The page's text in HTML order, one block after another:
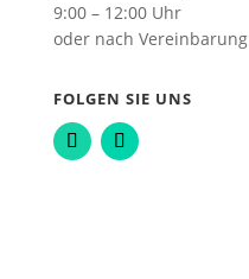
9:00 – 12:00 Uhr
oder nach Vereinbarung
FOLGEN SIE UNS